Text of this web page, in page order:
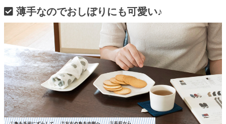
薄手なのでおしぼりにも可愛い♪